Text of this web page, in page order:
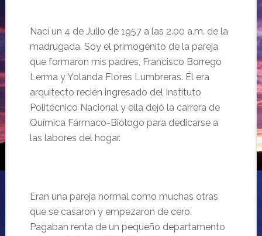
Nací un 4 de Julio de 1957 alas 2.00 a.m. de la
madrugada. Soy el primogénito de la pareja
que formaron mis padres, Francisco Borrego
Lerma y Yolanda Flores Lumbreras. Élera
arquitecto recién ingresado del Instituto
Politécnico Nacional y ella dejó la carrera de
QuímicaFármaco-Biólogo para dedicarse a
las labores del hogar.
Eran una pareja normal como muchas otras
que se casaron y empezaron de cero.
Pagaban renta de un pequeño departamento